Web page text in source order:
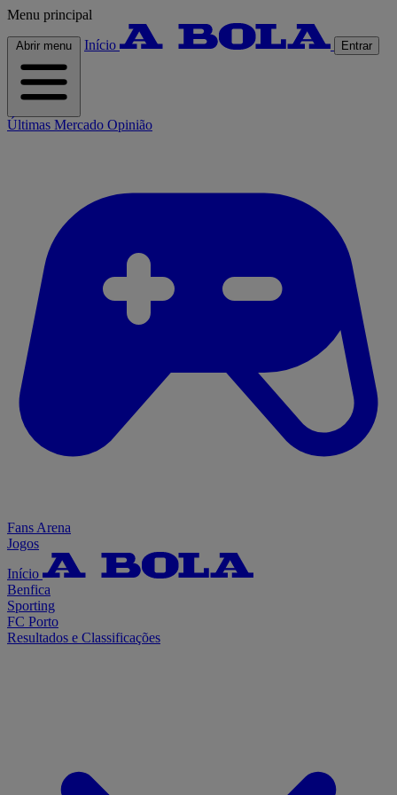
Menu principal
Abrir menu Início Entrar
Últimas Mercado Opinião
Fans Arena
Jogos
Início
Benfica
Sporting
FC Porto
Resultados e Classificações